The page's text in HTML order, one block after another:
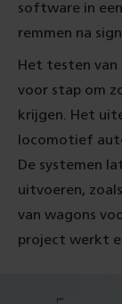
software in
remmen na
Het testen
voor stap om
krijgen. Het
locomotief
De systemen
uitvoeren,
van wagons
project werkt